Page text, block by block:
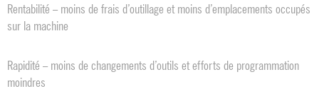
Rentabilité – moins de frais d’outillage et moins d’emplacements occupés
sur la machine
Rapidité – moins de changements d’outils et efforts de programmation
moindres